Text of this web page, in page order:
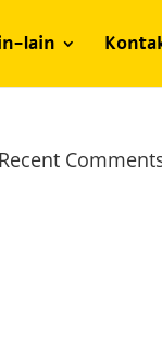
lain
Recent